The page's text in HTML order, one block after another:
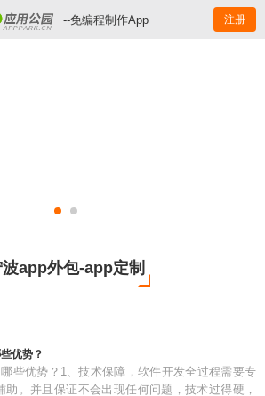
--免编程制作App 注册
app外包-app定制
优势？
些优势？1、技术保障，软件开发全过程需要专
助。并且保证不会出现任何问题，技术过得硬，